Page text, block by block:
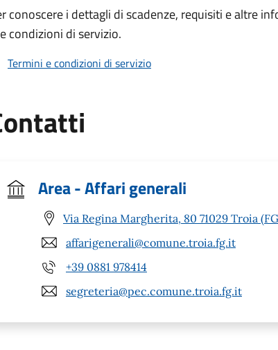
conoscere i dettagli di scadenze, requisiti e altre
condizioni di servizio.
Termini e condizioni di servizio
Area - Affari generali
Via Regina Margherita, 80 71029 Troia
affarigenerali@comune.troia.fg.it
+39 0881 978414
segreteria@pec.comune.troia.fg.it